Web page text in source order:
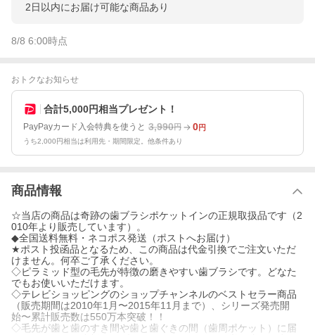
2日以内にお届け可能な商品あり
8/8 6:00時点
おトクなお知らせ
合計5,000円相当プレゼント！
PayPayカード入会特典を使うと 3,990円 0円
うち2,000円相当は利用先・期間限定。他条件あり
商品情報
☆当店の商品は奇跡の歯ブラシポケットインの正規取扱品です（2
010年より販売しています）。
◆全国送料無料・ネコポス発送（ポストへお届け）
★ポスト投函品となるため、この商品は代金引換でご注文いただ
けません。何卒ご了承ください。
◇ピラミッド型の毛先が特徴の磨きやすい歯ブラシです。どなた
でもお使いいただけます。
◇テレビショッピングのショップチャンネルのベストセラー商品
（販売期間は2010年1月〜2015年11月まで）、シリーズ発売開
始〜累計販売数は550万本突破！！
◇毛先が歯と歯のすき間や歯と歯ぐきの間（歯周ポケット）に届